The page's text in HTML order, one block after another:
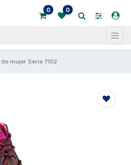
0 0
mujer Serie 7102